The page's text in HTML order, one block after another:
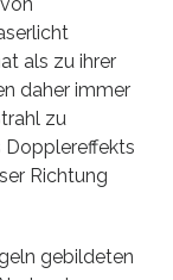
als zu ihrer
daher immer
zu
Dopplereffekts
Richtung
gebildeten